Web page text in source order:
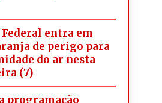
entra em
de perigo para
do ar nesta
(7)
programação